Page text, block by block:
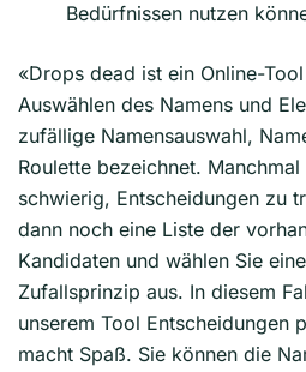
Bedürfnissen nutzen
«Drops dead ist ein Online-
Auswählen des Namens und
zufällige Namensauswahl,
Roulette bezeichnet.
schwierig, Entscheidungen zu
dann noch eine Liste der
Kandidaten und wählen Sie
Zufallsprinzip aus. In diesem
unserem Tool Entscheidungen
macht Spaß. Sie können die